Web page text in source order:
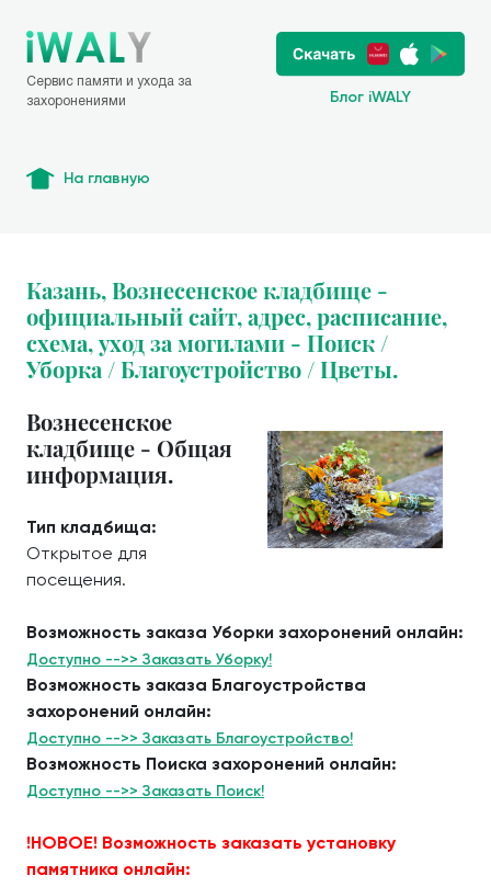
Сервис памяти и ухода за
захоронениями
Блог iWALY
На главную
Казань, Вознесенское кладбище -
официальный сайт, адрес, расписание,
схема, уход за могилами - Поиск /
Уборка / Благоустройство / Цветы.
Вознесенское
кладбище - Общая
информация.
Тип кладбища:
Открытое для
посещения.
Возможность заказа Уборки захоронений онлайн:
Доступно -->> Заказать Уборку!
Возможность заказа Благоустройства
захоронений онлайн:
Доступно -->> Заказать Благоустройство!
Возможность Поиска захоронений онлайн:
Доступно -->> Заказать Поиск!
!НОВОЕ! Возможность заказать установку
памятника онлайн: